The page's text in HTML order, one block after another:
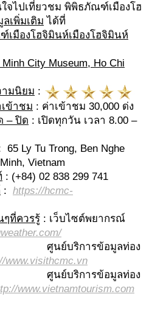
จไปเที่ยวชม พิพิธภัณฑ์เมืองโฮ
เพิ่มเติม ได้ที่
มืองโฮจิมินห์เมืองโฮจิมินห์
Minh City Museum, Ho Chi
ามนิยม :
ข้าชม : ค่าเข้าชม 30,000 ด่ง
– ปิด : เปิดทุกวัน เวลา 8.00 –
65 Ly Tu Trong, Ben Nghe
Vietnam
: (+84) 02 838 299 741
: https://hcmc-
ที่ควรรู้ : เว็บไซต์พยากรณ์
รข้อมูลท่อง
www.visithcmc.vn
รข้อมูลท่อง
www.vietnamtourism.com